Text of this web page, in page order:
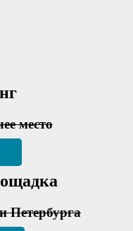
место
Петербурга